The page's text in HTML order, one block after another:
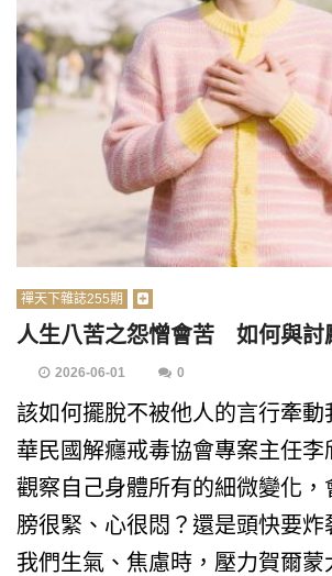
禪天下雜誌255期
人生八苦之怨憎會苦 如何與討
2026-06-01 0
該如何擺脫不被他人的言行牽動
華民國解癮戒毒協會專案主任李
觀察自己身體所有的細微變化，
膀很緊、心很悶？還是頭快要炸
我們生氣、焦慮時，壓力賀爾蒙